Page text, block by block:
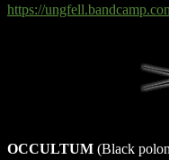
https://
OCCULTUM (Black